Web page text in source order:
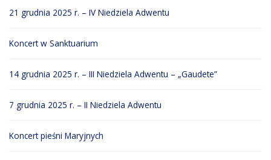
21 grudnia 2025 r. – IV Niedziela Adwentu
Koncert w Sanktuarium
14 grudnia 2025 r. – III Niedziela Adwentu – „Gaudete”
7 grudnia 2025 r. – II Niedziela Adwentu
Koncert pieśni Maryjnych